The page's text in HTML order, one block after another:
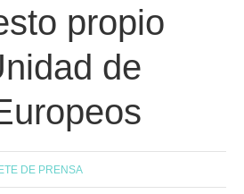
propio
de
DE PRENSA